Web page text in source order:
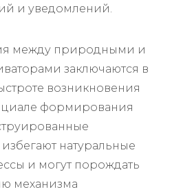
и уведомлений.
между природными и
заключаются в
возникновения
формирования
натуральные
и могут порождать
механизма